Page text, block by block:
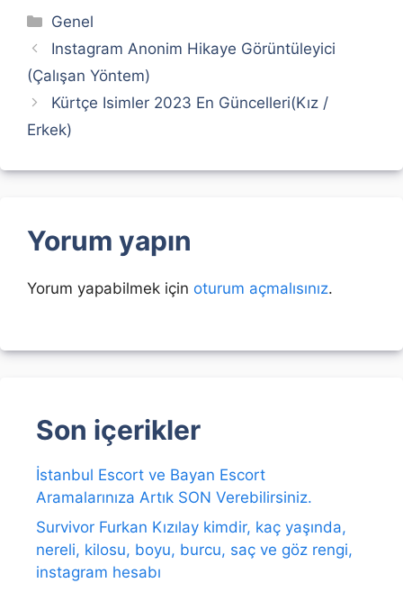
Kategoriler
Genel
Instagram Anonim Hikaye Görüntüleyici
(Çalışan Yöntem)
Kürtçe Isimler 2023 En Güncelleri(Kız /
Erkek)
Yorum yapın
Yorum yapabilmek için oturum açmalısınız.
Son içerikler
İstanbul Escort ve Bayan Escort
Aramalarınıza Artık SON Verebilirsiniz.
Survivor Furkan Kızılay kimdir, kaç yaşında,
nereli, kilosu, boyu, burcu, saç ve göz rengi,
instagram hesabı